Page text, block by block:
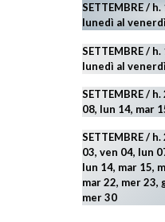
SETTEMBRE /
lunedì al venerdì
SETTEMBRE /
lunedì al venerdì
SETTEMBRE /
08, lun 14, mar
SETTEMBRE /
03, ven 04, lun
lun 14, mar 15,
mar 22, mer 23,
mer 30